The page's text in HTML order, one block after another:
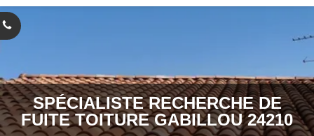
SPÉCIALISTE RECHERCHE DE
FUITE TOITURE GABILLOU 24210